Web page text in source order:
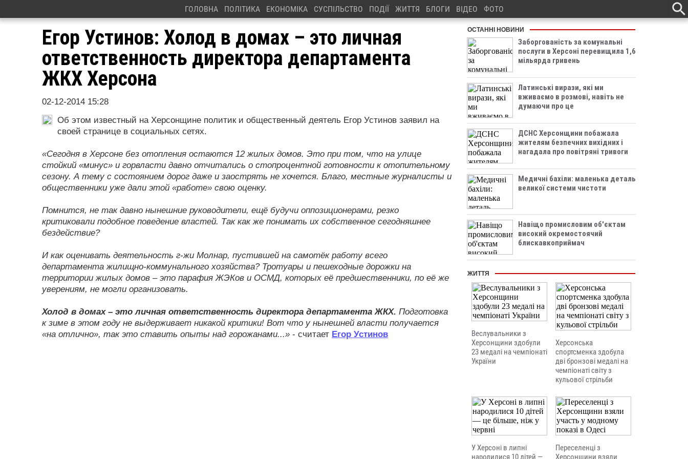
ГОЛОВНА ПОЛІТИКА ЕКОНОМІКА СУСПІЛЬСТВО ПОДІЇ ЖИТТЯ БЛОГИ ВІДЕО ФОТО
Егор Устинов: Холод в домах – это личная
ответственность директора департамента
ЖКХ Херсона
02-12-2014 15:28
Об этом известный на Херсонщине политик и общественный деятель Егор Устинов заявил на
своей странице в социальных сетях.
«Сегодня в Херсоне без отопления остаются 12 жилых домов. Это при том, что на улице
стойкий «минус» и горвласти давно отчитались о стопроцентной готовности к отопительному
сезону. А тему с состоянием дорог даже и заострять не хочется. Благо, местные журналисты и
общественники уже дали этой «работе» свою оценку.
Помнится, не так давно нынешние руководители, ещё будучи оппозиционерами, резко
критиковали подобное поведение властей. Так как же понимать их собственное сегодняшнее
бездействие?
И как оценивать деятельность г-жи Молнар, пустившей на самотёк работу всего
департамента жилищно-коммунального хозяйства? Тротуары и пешеходные дорожки на
территории жилых домов – это парафия ЖЭКов и ОСМД, которых её предшественники, по её же
уверениям, не могли организовать.
Холод в домах – это личная ответственность директора департамента ЖКХ. Подготовка
к зиме в этом году не выдерживает никакой критики! Вот что у нынешней власти получается
«на отлично», так это ставить опыты над горожанами...» - считает Егор Устинов
ОСТАННІ НОВИНИ
Заборгованість за комунальні
послуги в Херсоні перевищила 1,6
мільярда гривень
Латинські вирази, які ми
вживаємо в розмові, навіть не
думаючи про це
ДСНС Херсонщини побажала
жителям безпечних вихідних і
нагадала про повітряні тривоги
Медичні бахіли: маленька деталь
великої системи чистоти
Навіщо промисловим об'єктам
високий окремостоячий
блискавкоприймач
ЖИТТЯ
Веслувальники з
Херсонщини здобули
23 медалі на чемпіонаті
України
Херсонська
спортсменка здобула
дві бронзові медалі на
чемпіонаті світу з
кульової стрільби
У Херсоні в липні
народилися 10 дітей —
Переселенці з
Херсонщини взяли